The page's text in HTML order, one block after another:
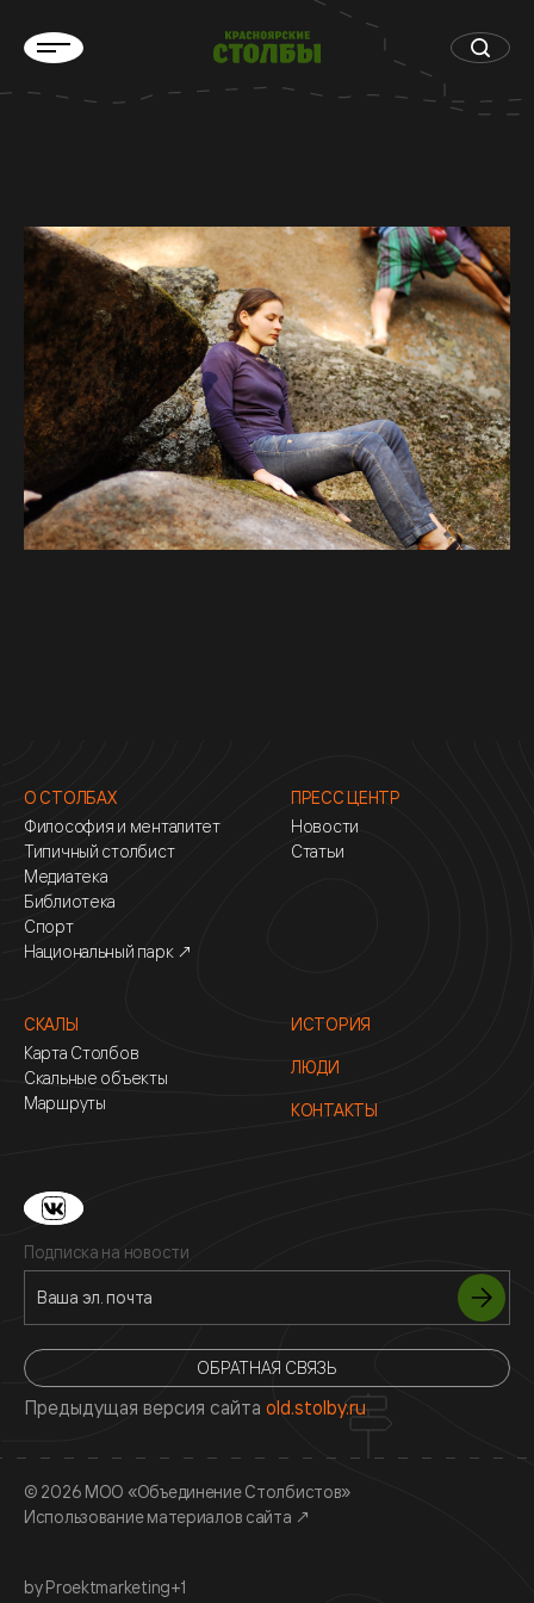
О СТОЛБАХ
Философия и менталитет
Типичный столбист
Медиатека
Библиотека
Спорт
Национальный парк ↗
ПРЕСС ЦЕНТР
Новости
Статьи
СКАЛЫ
Карта Столбов
Скальные объекты
Маршруты
ИСТОРИЯ
ЛЮДИ
КОНТАКТЫ
Подписка на новости
ОБРАТНАЯ СВЯЗЬ
Предыдущая версия сайта old.stolby.ru
© 2026 МОО «Объединение Столбистов»
Использование материалов сайта ↗
by Proektmarketing+1